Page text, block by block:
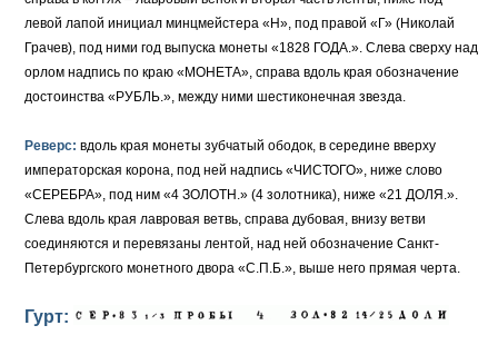
Ливонезы
Альбертусталер
Петр I (1682-1725)
Золото
Для Речи Посполитой
левой лапой инициал минцмейстера «Н», под правой «Г» (Николай
Грачев), под ними год выпуска монеты «1828 ГОДА.». Слева сверху над
орлом надпись по краю «МОНЕТА», справа вдоль края обозначение
достоинства «РУБЛЬ.», между ними шестиконечная звезда.
Реверс: вдоль края монеты зубчатый ободок, в середине вверху
императорская корона, под ней надпись «ЧИСТОГО», ниже слово
«СЕРЕБРА», под ним «4 ЗОЛОТН.» (4 золотника), ниже «21 ДОЛЯ.».
Слева вдоль края лавровая ветвь, справа дубовая, внизу ветви
соединяются и перевязаны лентой, над ней обозначение Санкт-
Петербургского монетного двора «С.П.Б.», выше него прямая черта.
Гурт: